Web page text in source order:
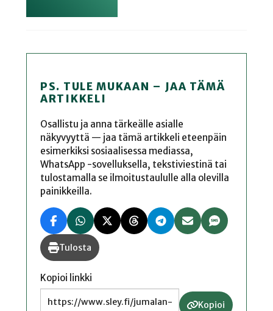
PS. TULE MUKAAN – JAA TÄMÄ
ARTIKKELI
Osallistu ja anna tärkeälle asialle
näkyvyyttä — jaa tämä artikkeli eteenpäin
esimerkiksi sosiaalisessa mediassa,
WhatsApp -sovelluksella, tekstiviestinä tai
tulostamalla se ilmoitustaululle alla olevilla
painikkeilla.
Tulosta
Kopioi linkki
Kopioi